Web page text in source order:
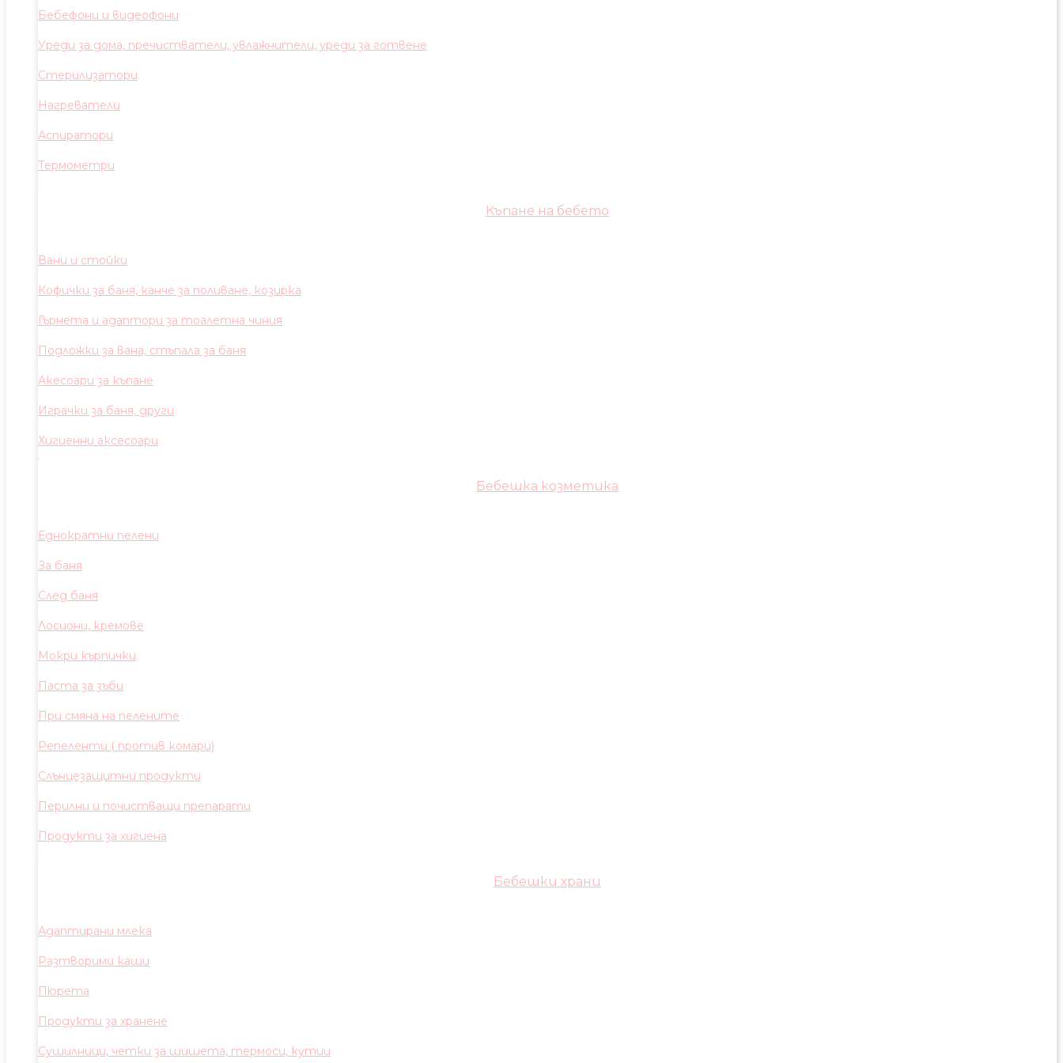
Бебефони и видеофони
Уреди за дома, пречистватели, увлажнители, уреди за готвене
Стерилизатори
Нагреватели
Аспиратори
Термометри
Къпане на бебето
Вани и стойки
Кофички за баня, канче за поливане, козирка
Гърнета и адаптори за тоалетна чиния
Подложки за вана, стъпала за баня
Акесоари за къпане
Играчки за баня, други
Хигиенни аксесоари
Бебешка козметика
Еднократни пелени
За баня
След баня
Лосиони, кремове
Мокри кърпички
Паста за зъби
При смяна на пелените
Репеленти ( против комари)
Слънцезащитни продукти
Перилни и почистващи препарати
Продукти за хигиена
Бебешки храни
Адаптирани млека
Разтворими каши
Пюрета
Продукти за хранене
Сушилници, четки за шишета, термоси, кутии